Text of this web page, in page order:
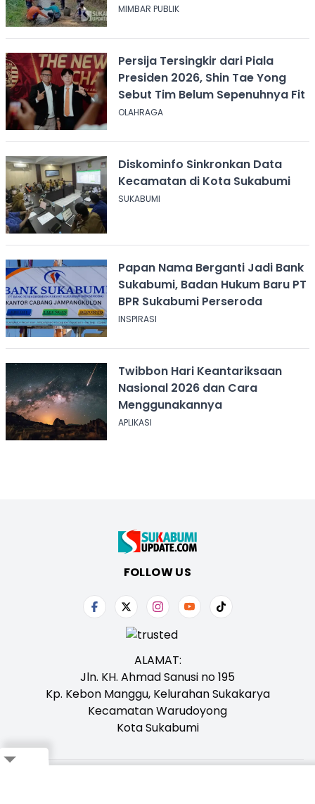
MIMBAR PUBLIK
Persija Tersingkir dari Piala
Presiden 2026, Shin Tae Yong
Sebut Tim Belum Sepenuhnya Fit
OLAHRAGA
Diskominfo Sinkronkan Data
Kecamatan di Kota Sukabumi
SUKABUMI
Papan Nama Berganti Jadi Bank
Sukabumi, Badan Hukum Baru PT
BPR Sukabumi Perseroda
INSPIRASI
Twibbon Hari Keantariksaan
Nasional 2026 dan Cara
Menggunakannya
APLIKASI
FOLLOW US
ALAMAT:
Jln. KH. Ahmad Sanusi no 195
Kp. Kebon Manggu, Kelurahan Sukakarya
Kecamatan Warudoyong
Kota Sukabumi